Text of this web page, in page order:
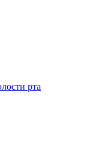
рта